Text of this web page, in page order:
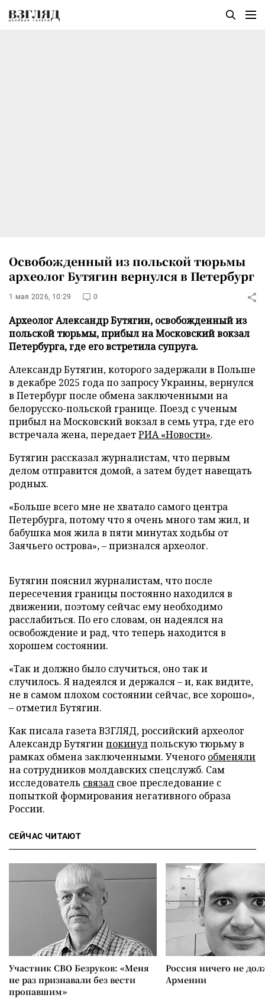
Освобожденный из польской тюрьмы
археолог Бутягин вернулся в Петербург
1 мая 2026, 10:29 0
Археолог Александр Бутягин, освобожденный из
польской тюрьмы, прибыл на Московский вокзал
Петербурга, где его встретила супруга.
Александр Бутягин, которого задержали в Польше
в декабре 2025 года по запросу Украины, вернулся
в Петербург после обмена заключенными на
белорусско-польской границе. Поезд с ученым
прибыл на Московский вокзал в семь утра, где его
встречала жена, передаетРИА «Новости».
Бутягин рассказал журналистам, что первым
делом отправится домой, а затем будет навещать
родных.
«Больше всего мне не хватало самого центра
Петербурга, потому что я очень много там жил, и
бабушка моя жила в пяти минутах ходьбы от
Заячьего острова», – признался археолог.
Бутягин пояснил журналистам, что после
пересечения границы постоянно находился в
движении, поэтому сейчас ему необходимо
расслабиться. По его словам, он надеялся на
освобождение и рад, что теперь находится в
хорошем состоянии.
«Так и должно было случиться, оно так и
случилось. Я надеялся и держался – и, как видите,
не в самом плохом состоянии сейчас, все хорошо»,
– отметил Бутягин.
Как писала газета ВЗГЛЯД, российский археолог
Александр Бутягин покинулпольскую тюрьму в
рамках обмена заключенными. Ученого обменяли
на сотрудников молдавских спецслужб. Сам
исследователь связал свое преследование с
попыткой формирования негативного образа
России.
СЕЙЧАС ЧИТАЮТ
Участник СВО Безруков: «Меня
не раз признавали без вести
пропавшим»
Россия ничего не
Армении